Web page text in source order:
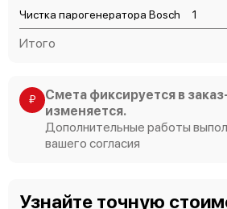
Чистка парогенератора Bosch
1
Итого
₽
Смета фиксируется в
изменяется.
Дополнительные работы
вашего согласия
Узнайте точную